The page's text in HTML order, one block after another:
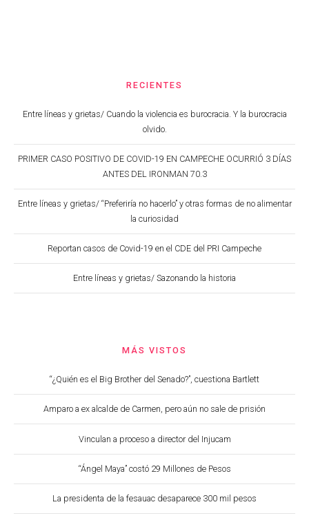
RECIENTES
Entre líneas y grietas/ Cuando la violencia es burocracia. Y la burocracia
olvido.
PRIMER CASO POSITIVO DE COVID-19 EN CAMPECHE OCURRIÓ 3 DÍAS
ANTES DEL IRONMAN 70.3
Entre líneas y grietas/ “Preferiría no hacerlo” y otras formas de no alimentar
la curiosidad
Reportan casos de Covid-19 en el CDE del PRI Campeche
Entre líneas y grietas/ Sazonando la historia
MÁS VISTOS
“¿Quién es el Big Brother del Senado?”, cuestiona Bartlett
Amparo a ex alcalde de Carmen, pero aún no sale de prisión
Vinculan a proceso a director del Injucam
“Ángel Maya” costó 29 Millones de Pesos
La presidenta de la fesauac desaparece 300 mil pesos